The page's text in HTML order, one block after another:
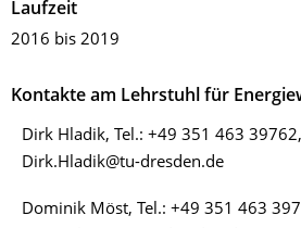
Laufzeit
2016 bis 2019
Kontakte am Lehrstuhl für
Dirk Hladik, Tel.: +49 351 463
Dirk.Hladik@tu-dresden.de
Dominik Möst, Tel.: +49 351 463